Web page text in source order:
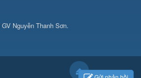
GV Nguyễn Thanh Sơn.